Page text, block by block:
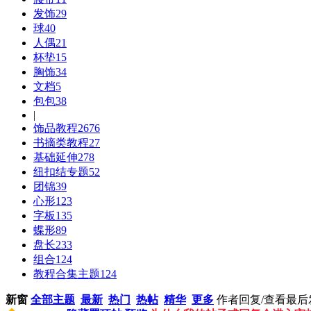
发饰29
球40
人偶21
杯垫15
胸饰34
文档5
包包38
|
饰品教程2676
书摘类教程27
基础延伸278
纽扣结专题52
团锦39
心形123
字板135
蝶形89
盘长233
组合124
教程合集主题124
新窗 全部主题 最新 热门 热帖 精华 更多 作者回复/查看最后